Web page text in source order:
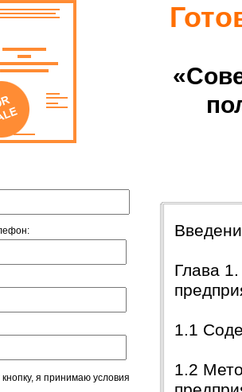
я принимаю условия
Глава
1.1
1.2